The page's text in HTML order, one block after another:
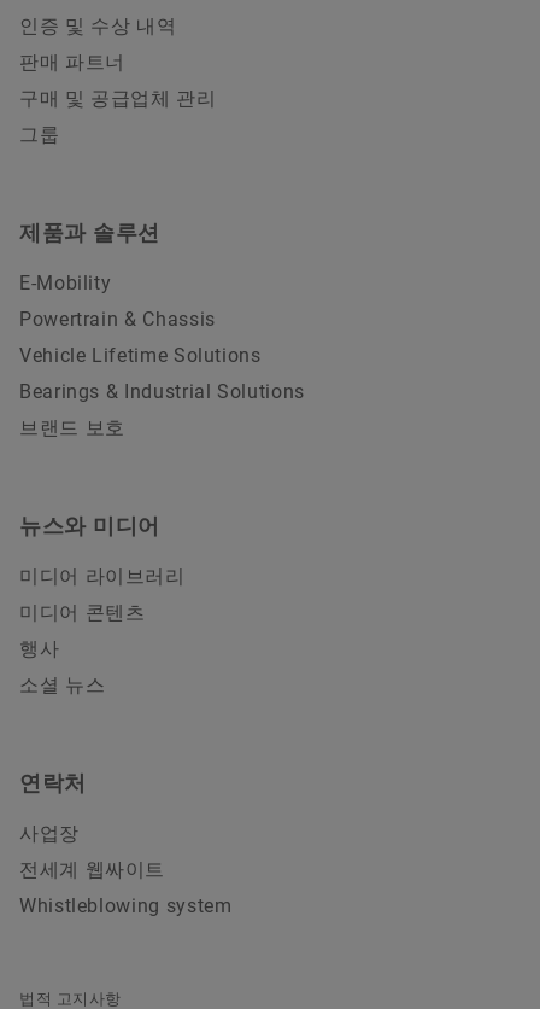
인증 및 수상 내역
판매 파트너
구매 및 공급업체 관리
그룹
제품과 솔루션
E-Mobility
Powertrain & Chassis
Vehicle Lifetime Solutions
Bearings & Industrial Solutions
브랜드 보호
뉴스와 미디어
미디어 라이브러리
미디어 콘텐츠
행사
소셜 뉴스
연락처
사업장
전세계 웹싸이트
Whistleblowing system
법적 고지사항